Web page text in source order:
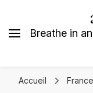
Breathe in
Accueil
France